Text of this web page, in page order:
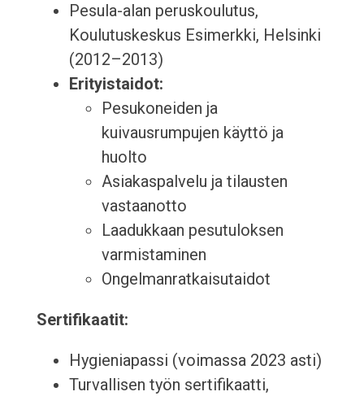
Pesula-alan peruskoulutus,
Koulutuskeskus Esimerkki, Helsinki
(2012–2013)
Erityistaidot:
Pesukoneiden ja
kuivausrumpujen käyttö ja
huolto
Asiakaspalvelu ja tilausten
vastaanotto
Laadukkaan pesutuloksen
varmistaminen
Ongelmanratkaisutaidot
Sertifikaatit:
Hygieniapassi (voimassa 2023 asti)
Turvallisen työn sertifikaatti,